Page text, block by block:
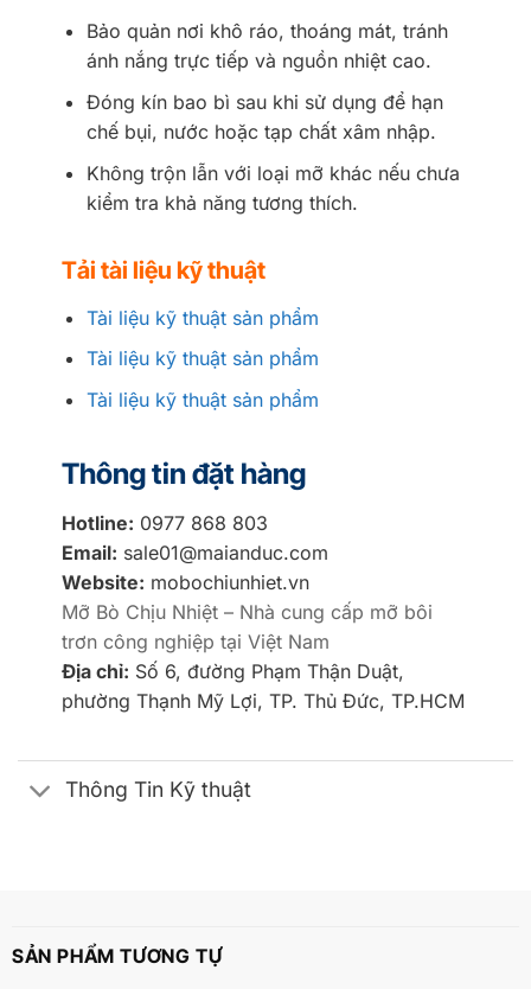
Bảo quản nơi khô ráo, thoáng mát, tránh
ánh nắng trực tiếp và nguồn nhiệt cao.
Đóng kín bao bì sau khi sử dụng để hạn
chế bụi, nước hoặc tạp chất xâm nhập.
Không trộn lẫn với loại mỡ khác nếu chưa
kiểm tra khả năng tương thích.
Tải tài liệu kỹ thuật
Tài liệu kỹ thuật sản phẩm
Tài liệu kỹ thuật sản phẩm
Tài liệu kỹ thuật sản phẩm
Thông tin đặt hàng
Hotline: 0977 868 803
Email: sale01@maianduc.com
Website: mobochiunhiet.vn
Mỡ Bò Chịu Nhiệt – Nhà cung cấp mỡ bôi
trơn công nghiệp tại Việt Nam
Địa chỉ: Số 6, đường Phạm Thận Duật,
phường Thạnh Mỹ Lợi, TP. Thủ Đức, TP.HCM
Thông Tin Kỹ thuật
SẢN PHẨM TƯƠNG TỰ